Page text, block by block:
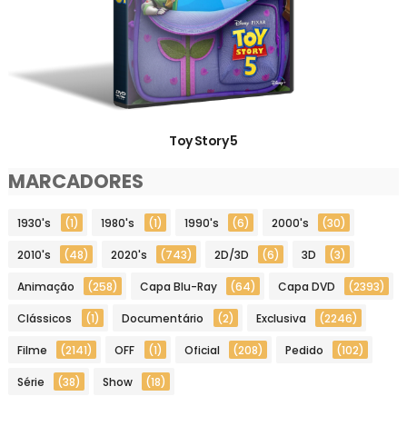
Toy Story 5
MARCADORES
1930's (1) 1980's (1) 1990's (6) 2000's (30)
2010's (48) 2020's (743) 2D/3D (6) 3D (3)
Animação (258) Capa Blu-Ray (64) Capa DVD (2393)
Clássicos (1) Documentário (2) Exclusiva (2246)
Filme (2141) OFF (1) Oficial (208) Pedido (102)
Série (38) Show (18)